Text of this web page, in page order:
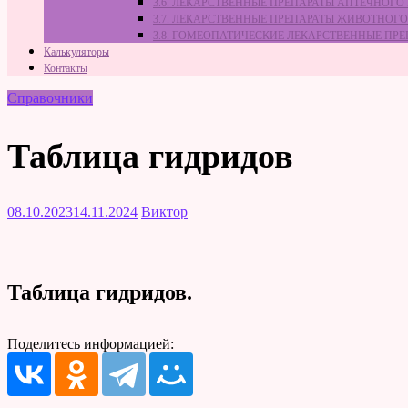
3.6. ЛЕКАРСТВЕННЫЕ ПРЕПАРАТЫ АПТЕЧНОГО
3.7. ЛЕКАРСТВЕННЫЕ ПРЕПАРАТЫ
3.8. ГОМЕОПАТИЧЕСКИЕ ЛЕКАРСТВЕННЫЕ
Калькуляторы
Контакты
Справочники
Таблица гидридов
08.10.202314.11.2024 Виктор
Таблица гидридов.
Поделитесь информацией: